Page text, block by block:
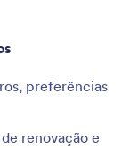
preferências
renovação e